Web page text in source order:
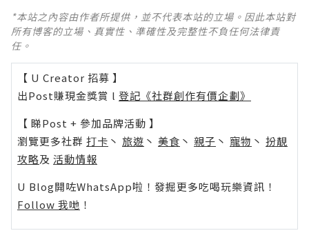
*本站之內容由作者所提供，並不代表本站的立場。因此本站對
所有博客的立場、真實性、準確性及完整性不負任何法律責
任。
【 U Creator 招募 】
出Post賺現金獎賞 l 登記《社群創作有價企劃》
【 睇Post + 參加品牌活動 】
瀏覽更多社群 打卡 丶 旅遊 丶 美食 丶 親子 丶 寵物 丶 扮靚
攻略及 活動情報
U Blog開咗WhatsApp啦！發掘更多吃喝玩樂資訊！
Follow 我哋 ！